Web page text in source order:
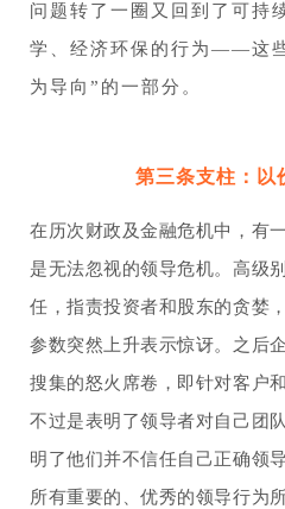
问题转了一圈又回到了可持
学、经济环保的行为——这
为导向”的一部分。
第三条支柱：以
在历次财政及金融危机中，有
是无法忽视的领导危机。高级
任，指责投资者和股东的贪婪
参数突然上升表示惊讶。之后
搜集的怒火席卷，即针对客户
不过是表明了领导者对自己团
明了他们并不信任自己正确领
所有重要的、优秀的领导行为